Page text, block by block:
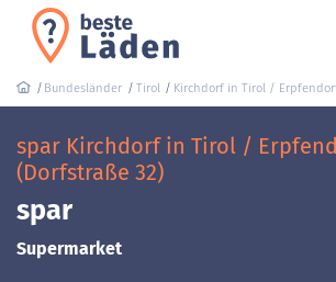
Bundesländer Tirol Kirchdorf in Tirol /
spar Kirchdorf in Tirol /
(Dorfstraße 32)
spar
Supermarket